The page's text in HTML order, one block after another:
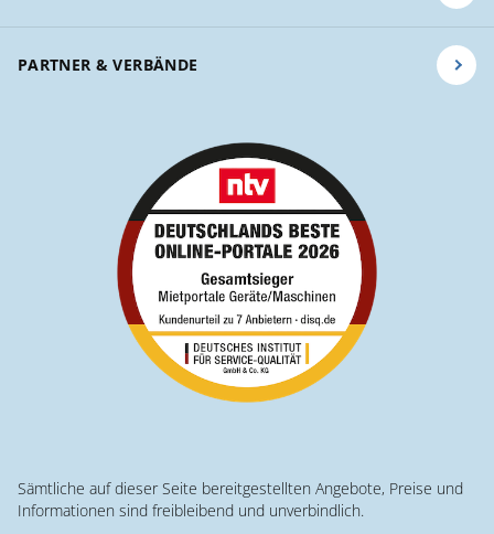
PARTNER & VERBÄNDE
Sämtliche auf dieser Seite bereitgestellten Angebote, Preise und
Informationen sind freibleibend und unverbindlich.